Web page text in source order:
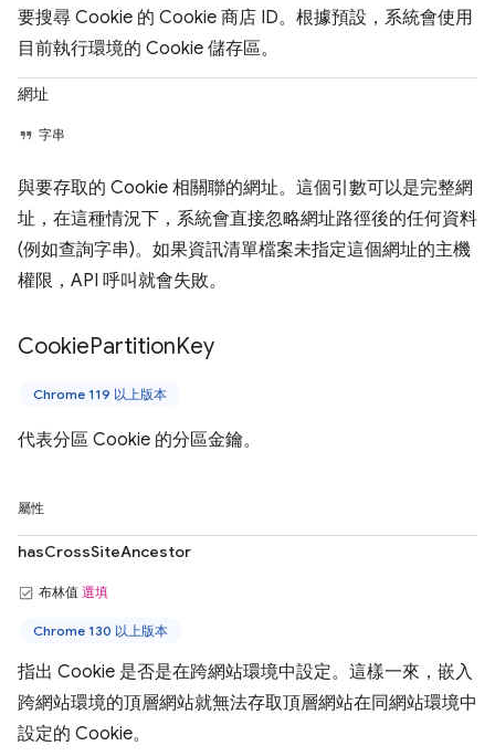
要搜尋 Cookie 的 Cookie 商店 ID。根據預設，系統會使用
目前執行環境的 Cookie 儲存區。
網址
字串
與要存取的 Cookie 相關聯的網址。這個引數可以是完整網
址，在這種情況下，系統會直接忽略網址路徑後的任何資料
(例如查詢字串)。如果資訊清單檔案未指定這個網址的主機
權限，API 呼叫就會失敗。
CookiePartitionKey
Chrome 119 以上版本
代表分區 Cookie 的分區金鑰。
屬性
hasCrossSiteAncestor
布林值 選填
Chrome 130 以上版本
指出 Cookie 是否是在跨網站環境中設定。這樣一來，嵌入
跨網站環境的頂層網站就無法存取頂層網站在同網站環境中
設定的 Cookie。